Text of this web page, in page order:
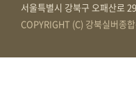
서울특별시 강북구 오패산로
COPYRIGHT (C) 강북실버종